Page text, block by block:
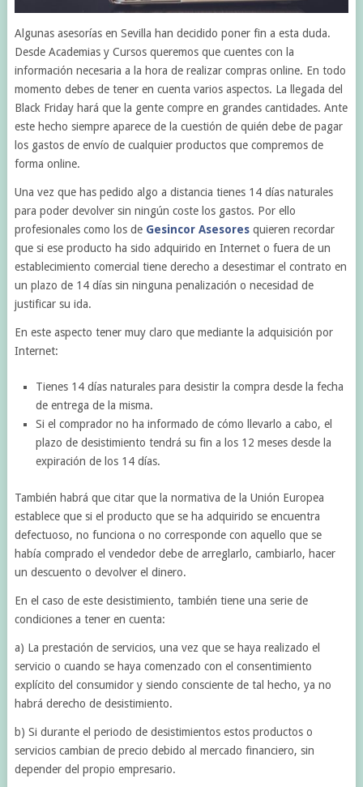
Algunas asesorías en Sevilla han decidido poner fin a esta duda.
Desde Academias y Cursos queremos que cuentes con la
información necesaria a la hora de realizar compras online. En todo
momento debes de tener en cuenta varios aspectos. La llegada del
Black Friday hará que la gente compre en grandes cantidades. Ante
este hecho siempre aparece de la cuestión de quién debe de pagar
los gastos de envío de cualquier productos que compremos de
forma online.
Una vez que has pedido algo a distancia tienes 14 días naturales
para poder devolver sin ningún coste los gastos. Por ello
profesionales como los de Gesincor Asesoresquieren recordar
que si ese producto ha sido adquirido en Internet o fuera de un
establecimiento comercial tiene derecho a desestimar el contrato en
un plazo de 14 días sin ninguna penalización o necesidad de
justificar su ida.
En este aspecto tener muy claro que mediante la adquisición por
Internet:
Tienes 14 días naturales para desistir la compra desde la fecha
de entrega de la misma.
Si el comprador no ha informado de cómo llevarlo a cabo, el
plazo de desistimiento tendrá su fin a los 12 meses desde la
expiración de los 14 días.
También habrá que citar que la normativa de la Unión Europea
establece que si el producto que se ha adquirido se encuentra
defectuoso, no funciona o no corresponde con aquello que se
había comprado el vendedor debe de arreglarlo, cambiarlo, hacer
un descuento o devolver el dinero.
En el caso de este desistimiento, también tiene una serie de
condiciones a tener en cuenta:
a) La prestación de servicios, una vez que se haya realizado el
servicio o cuando se haya comenzado con el consentimiento
explícito del consumidor y siendo consciente de tal hecho, ya no
habrá derecho de desistimiento.
b) Si durante el periodo de desistimientos estos productos o
servicios cambian de precio debido al mercado financiero, sin
depender del propio empresario.